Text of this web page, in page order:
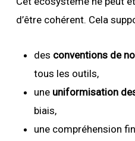
d’être cohérent. Cela
des conventions de
tous les outils,
une uniformisation
biais,
une compréhension